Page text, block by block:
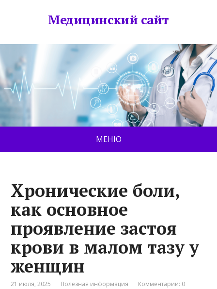
Медицинский сайт
МЕНЮ
Хронические боли,
как основное
проявление застоя
крови в малом тазу у
женщин
21 июля, 2025 Полезная информация Комментарии: 0